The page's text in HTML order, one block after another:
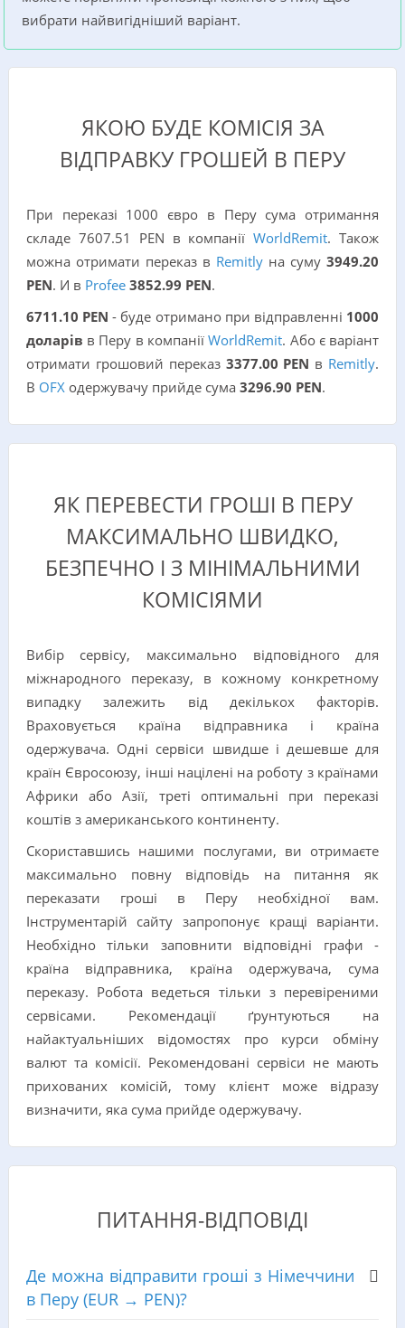
вибрати найвигідніший варіант.
ЯКОЮ БУДЕ КОМІСІЯ ЗА
ВІДПРАВКУ ГРОШЕЙ В ПЕРУ
При переказі 1000 євро в Перу сума отримання
складе 7607.51 PEN в компаніїWorldRemit. Також
можна отримати переказ в Remitly на суму3949.20
PEN. И в Profee 3852.99 PEN.
6711.10 PEN - буде отримано при відправленні 1000
доларів в Перу в компаніїWorldRemit. Або є варіант
отримати грошовий переказ 3377.00 PEN в Remitly.
В OFXодержувачу прийде сума 3296.90 PEN.
ЯК ПЕРЕВЕСТИ ГРОШІ В ПЕРУ
МАКСИМАЛЬНО ШВИДКО,
БЕЗПЕЧНО І З МІНІМАЛЬНИМИ
КОМІСІЯМИ
Вибір сервісу, максимально відповідного для
міжнародного переказу, в кожному конкретному
випадку залежить від декількох факторів.
Враховується країна відправника і країна
одержувача. Одні сервіси швидше і дешевше для
країн Євросоюзу, інші націлені на роботу з країнами
Африки або Азії, треті оптимальні при переказі
коштів з американського континенту.
Скориставшись нашими послугами, ви отримаєте
максимально повну відповідь на питання як
переказати гроші в Перу необхідної вам.
Інструментарій сайту запропонує кращі варіанти.
Необхідно тільки заповнити відповідні графи -
країна відправника, країна одержувача, сума
переказу. Робота ведеться тільки з перевіреними
сервісами. Рекомендації ґрунтуються на
найактуальніших відомостях про курси обміну
валют та комісії. Рекомендовані сервіси не мають
прихованих комісій, тому клієнт може відразу
визначити, яка сума прийде одержувачу.
ПИТАННЯ-ВІДПОВІДІ
Де можна відправити гроші з Німеччини
в Перу (EUR → PEN)?